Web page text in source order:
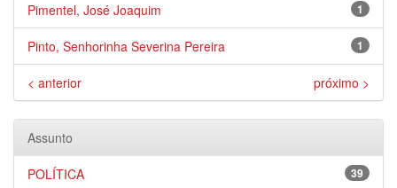
1
Pimentel, José Joaquim
1
Pinto, Senhorinha Severina Pereira
< anterior próximo >
Assunto
39
POLÍTICA